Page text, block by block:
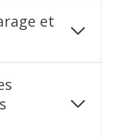
et